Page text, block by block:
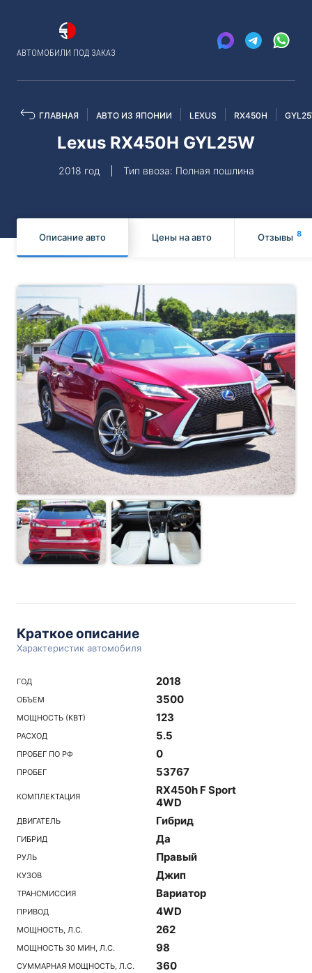
АВТОМОБИЛИ ПОД ЗАКАЗ
ГЛАВНАЯ АВТО ИЗ ЯПОНИИ LEXUS RX450H
Lexus RX450H GYL25W
2018 год Тип ввоза: Полная пошлина
Описание авто Цены на авто Отзывы 8
Краткое описание
Характеристик автомобиля
ГОД 2018
ОБЪЕМ 3500
МОЩНОСТЬ (КВТ) 123
РАСХОД 5.5
ПРОБЕГ ПО РФ 0
ПРОБЕГ 53767
КОМПЛЕКТАЦИЯ
RX450h F Sport
4WD
ДВИГАТЕЛЬ Гибрид
ГИБРИД Да
РУЛЬ Правый
КУЗОВ Джип
ТРАНСМИССИЯ Вариатор
ПРИВОД 4WD
МОЩНОСТЬ, Л.С. 262
МОЩНОСТЬ 30 МИН, Л.С. 98
СУММАРНАЯ МОЩНОСТЬ, Л.С. 360